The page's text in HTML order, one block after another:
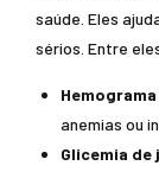
saúde. Eles
sérios. Entre
anemias ou
Glicemia de